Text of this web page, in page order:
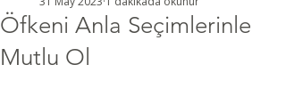
Öfkeni Anla Seçimlerinle
Mutlu Ol